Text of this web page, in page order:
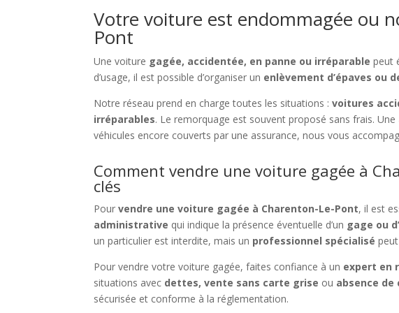
Votre voiture est endommagée ou
Pont
Une voiture gagée, accidentée, en panne ou irréparable peut
d’usage, il est possible d’organiser un enlèvement d’épaves ou
Notre réseau prend en charge toutes les situations :voitures
irréparables. Le remorquage est souvent proposé sans frais. Une
véhicules encore couverts par une assurance, nous vous
Comment vendre une voiture gagée à
clés
Pourvendre une voiture gagée à Charenton-Le-Pont, il est
administrative qui indique la présence éventuelle d’un gage ou
un particulier est interdite, mais un professionnel spécialisé
Pour vendre votre voiture gagée, faites confiance à un expert en
situations avec dettes, vente sans carte grise ou absence
sécurisée et conforme à la réglementation.